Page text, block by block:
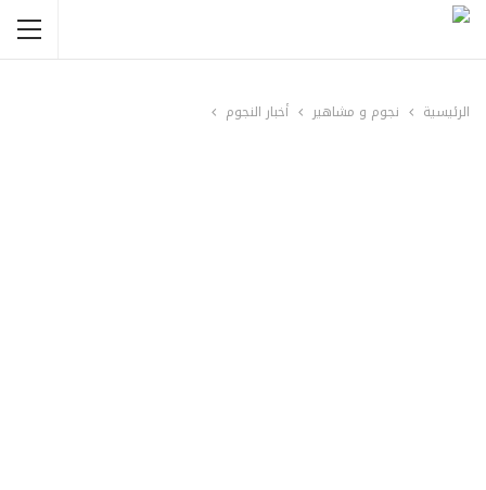
الرئيسية نجوم و مشاهير أخبار النجوم